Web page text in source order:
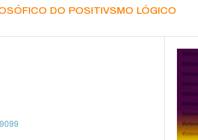
do positivsmo lógico